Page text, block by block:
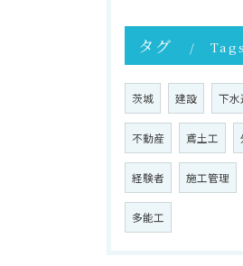
タグ Tags
茨城 建設 下水
不動産 鳶土工
経験者 施工管理
多能工